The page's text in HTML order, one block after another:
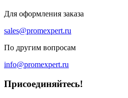
Для оформления заказа
sales@promexpert.ru
По другим вопросам
info@promexpert.ru
Присоединяйтесь!